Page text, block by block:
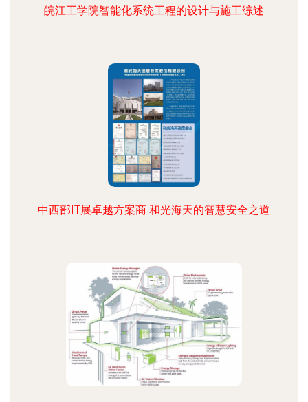
皖江工学院智能化系统工程的设计与施工综述
中西部IT展卓越方案商 和光海天的智慧安全之道